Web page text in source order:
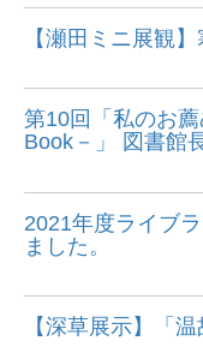
【瀬田ミニ展観
第10回「私のお
Book－」 図書館
2021年度ライブ
ました。
【深草展示】「